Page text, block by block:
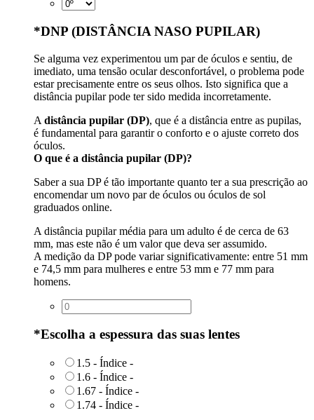
*DNP (DISTÂNCIA NASO PUPILAR)
Se alguma vez experimentou um par de óculos e sentiu, de
imediato, uma tensão ocular desconfortável, o problema pode
estar precisamente entre os seus olhos. Isto significa que a
distância pupilar pode ter sido medida incorretamente.
A distância pupilar (DP), que é a distância entre as pupilas,
é fundamental para garantir o conforto e o ajuste correto dos
óculos.
O que é a distância pupilar (DP)?
Saber a sua DP é tão importante quanto ter a sua prescrição ao
encomendar um novo par de óculos ou óculos de sol
graduados online.
A distância pupilar média para um adulto é de cerca de 63
mm, mas este não é um valor que deva ser assumido.
A medição da DP pode variar significativamente: entre 51 mm
e 74,5 mm para mulheres e entre 53 mm e 77 mm para
homens.
*Escolha a espessura das suas lentes
1.5 - Índice -
1.6 - Índice -
1.67 - Índice -
1.74 - Índice -